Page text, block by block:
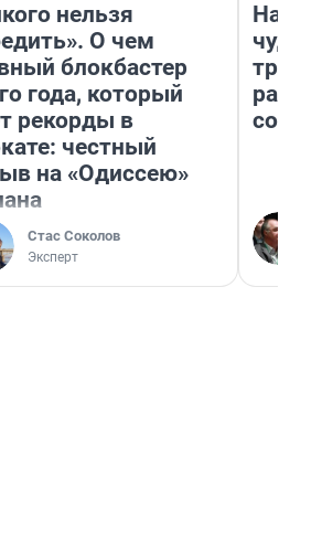
нельзя
О чем
блокбастер
года, который
рекорды в
честный
на «Одиссею»
Стас Соколов
Эксперт